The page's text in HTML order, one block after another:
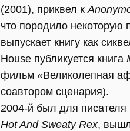
(2001), приквел к
что породило некоторую
выпускает книгу как
House публикуется книга
фильм «Великолепная
соавтором сценария).
2004-й был для писателя
Hot And Sweaty Rex,